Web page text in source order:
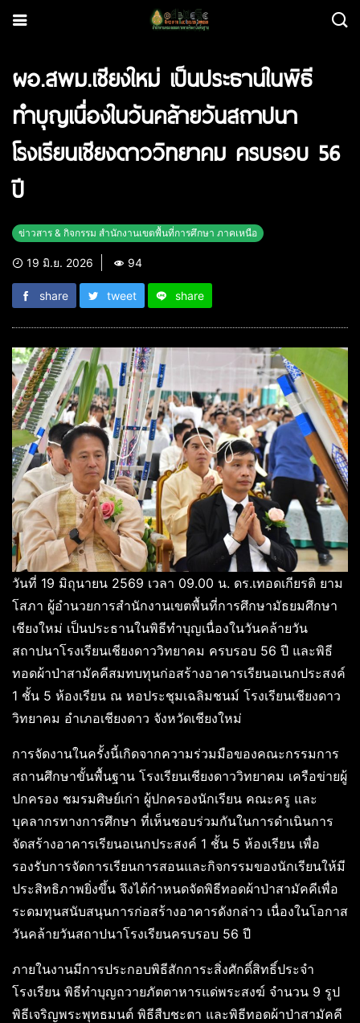
ผอ.สพม.เชียงใหม่ เป็นประธานในพิธี
ทำบุญเนื่องในวันคล้ายวันสถาปนา
โรงเรียนเชียงดาววิทยาคม ครบรอบ 56
ปี
ข่าวสาร & กิจกรรม สำนักงานเขตพื้นที่การศึกษา ภาคเหนือ
19 มิ.ย. 2026 94
share tweet share
วันที่ 19 มิถุนายน 2569 เวลา 09.00 น. ดร.เทอดเกียรติ ยาม
โสภา ผู้อำนวยการสำนักงานเขตพื้นที่การศึกษามัธยมศึกษา
เชียงใหม่ เป็นประธานในพิธีทำบุญเนื่องในวันคล้ายวัน
สถาปนาโรงเรียนเชียงดาววิทยาคม ครบรอบ 56 ปี และพิธี
ทอดผ้าป่าสามัคคีสมทบทุนก่อสร้างอาคารเรียนอเนกประสงค์
1 ชั้น 5 ห้องเรียน ณ หอประชุมเฉลิมชนม์ โรงเรียนเชียงดาว
วิทยาคม อำเภอเชียงดาว จังหวัดเชียงใหม่
การจัดงานในครั้งนี้เกิดจากความร่วมมือของคณะกรรมการ
สถานศึกษาขั้นพื้นฐาน โรงเรียนเชียงดาววิทยาคม เครือข่ายผู้
ปกครอง ชมรมศิษย์เก่า ผู้ปกครองนักเรียน คณะครู และ
บุคลากรทางการศึกษา ที่เห็นชอบร่วมกันในการดำเนินการ
จัดสร้างอาคารเรียนอเนกประสงค์ 1 ชั้น 5 ห้องเรียน เพื่อ
รองรับการจัดการเรียนการสอนและกิจกรรมของนักเรียนให้มี
ประสิทธิภาพยิ่งขึ้น จึงได้กำหนดจัดพิธีทอดผ้าป่าสามัคคีเพื่อ
ระดมทุนสนับสนุนการก่อสร้างอาคารดังกล่าว เนื่องในโอกาส
วันคล้ายวันสถาปนาโรงเรียนครบรอบ 56 ปี
ภายในงานมีการประกอบพิธีสักการะสิ่งศักดิ์สิทธิ์ประจำ
โรงเรียน พิธีทำบุญถวายภัตตาหารแด่พระสงฆ์ จำนวน 9 รูป
พิธีเจริญพระพุทธมนต์ พิธีสืบชะตา และพิธีทอดผ้าป่าสามัคคี